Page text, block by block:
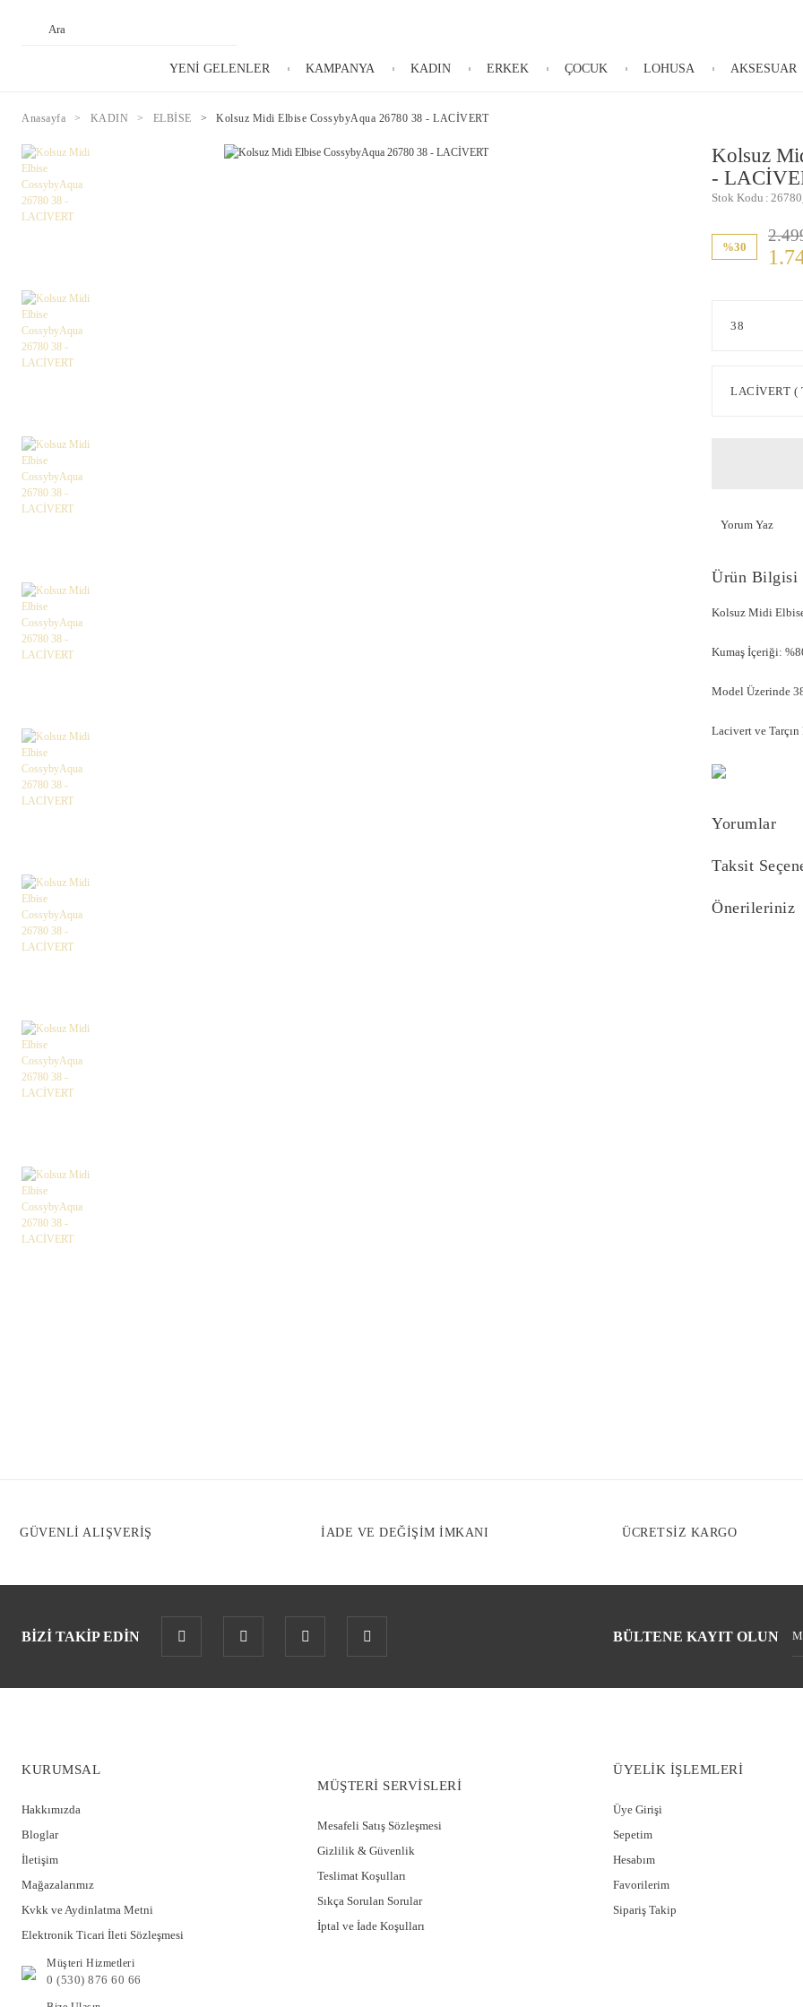
YENİ GELENLER KAMPANYA KADIN ERKEK ÇOCUK LOHUSA AKSESUAR
Anasayfa KADIN ELBİSE Kolsuz Midi Elbise CossybyAqua 26780 38 - LACİVERT
Kolsuz
-
Stok Kodu
%30
Yorum Yaz
Ürün Bilgisi
Kolsuz Midi
Kumaş İçeriği:
Model Üzerinde
Lacivert ve
Yorumlar
Taksit
Önerileriniz
GÜVENLİ ALIŞVERİŞ İADE VE DEĞİŞİM İMKANI ÜCRETSİZ KARGO
BİZİ TAKİP EDİN BÜLTENE KAYIT OLUN
KURUMSAL
Hakkımızda
Bloglar
İletişim
Mağazalarımız
Kvkk ve Aydinlatma Metni
Elektronik Ticari İleti Sözleşmesi
MÜŞTERİ SERVİSLERİ
Mesafeli Satış Sözleşmesi
Gizlilik & Güvenlik
Teslimat Koşulları
Sıkça Sorulan Sorular
İptal ve İade Koşulları
ÜYELİK İŞLEMLERİ
Üye Girişi
Sepetim
Hesabım
Favorilerim
Sipariş Takip
Müşteri Hizmetleri
0 (530) 876 60 66